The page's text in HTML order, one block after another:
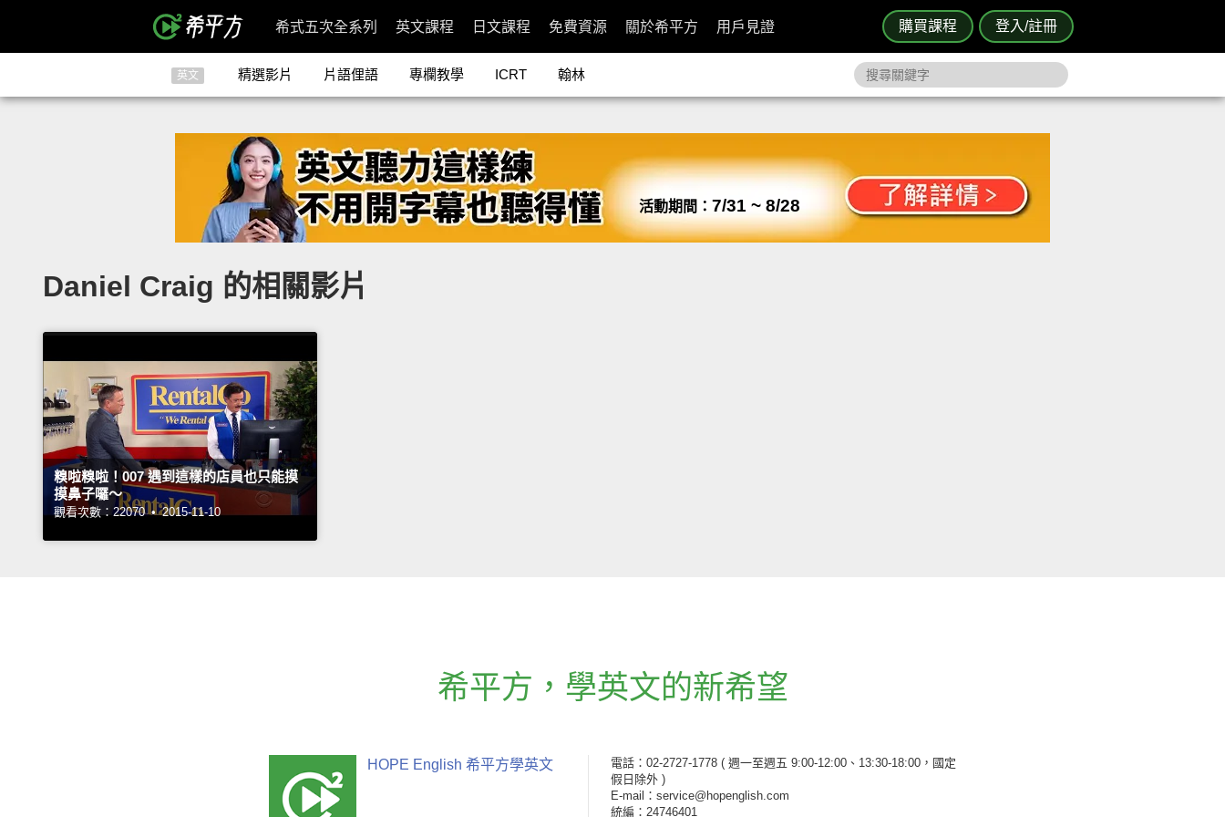
購買課程 登入/註冊
希式五次全系列 英文課程 日文課程 免費資源 關於希平方 用戶見證
英文 精選影片 片語俚語 專欄教學 ICRT 翰林
活動期間： 7/31 ~ 8/28
Daniel Craig 的相關影片
糗啦糗啦！007 遇到這樣的店員也只能摸
摸鼻子囉～
觀看次數：22070 • 2015-11-10
希平方 ， 學英文的新希望
HOPE English 希平方學英文 電話：02-2727-1778 ( 週一至週五 9:00-12:00、13:30-18:00，國定
假日除外 )
E-mail：service@hopenglish.com
統編：24746401